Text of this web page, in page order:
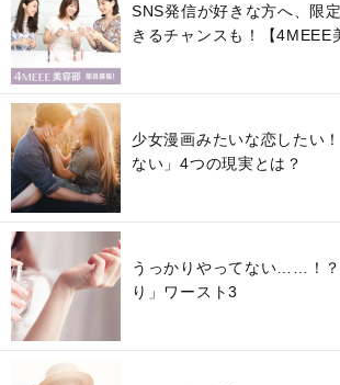
SNS発信が好きな方へ、限
きるチャンスも！【4MEEE
少女漫画みたいな恋したい
ない」4つの現実とは？
うっかりやってない……！
り」ワースト3